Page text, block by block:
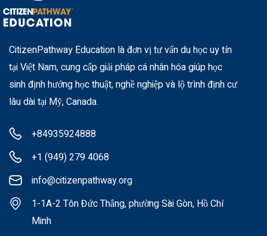
CitizenPathway Education là đơn vị tư vấn du học uy tín
tại Việt Nam, cung cấp giải pháp cá nhân hóa giúp học
sinh định hướng học thuật, nghề nghiệp và lộ trình định cư
lâu dài tại Mỹ, Canada.
+84935924888
+1 (949) 279 4068
info@citizenpathway.org
1-1A-2 Tôn Đức Thắng, phường Sài Gòn, Hồ Chí
Minh